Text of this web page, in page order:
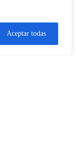
Aceptar todas